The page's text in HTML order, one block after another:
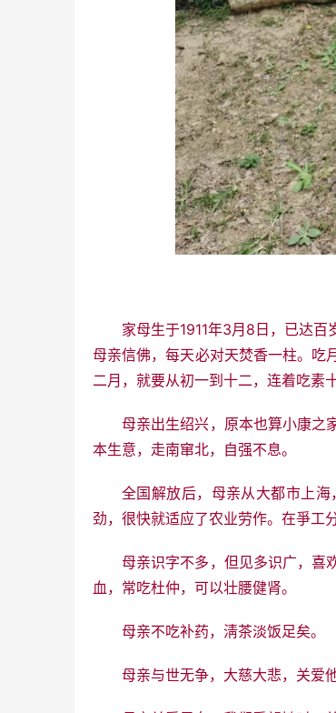
家母生于1911年3月8日，已达百
母亲信佛，每天必对天焚香一柱。吃
二月，就要从初一到十二，连着吃素十
母亲出生绍兴，原本也算小康之
本生意，走南窜北，自强不息。
全国解放后，母亲从大都市上
劲，很快就适应了农业劳作。在爭工
母亲识字不多，但见多识广，喜
血，常吃杜仲，可以壮腰健肾。
母亲不吃补药，淸茶淡饭足矣。
母亲与世无争，大慈大悲，关爱